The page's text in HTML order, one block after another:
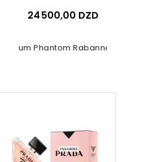
Phantom Rabanne The New...
24 500,00 DZD